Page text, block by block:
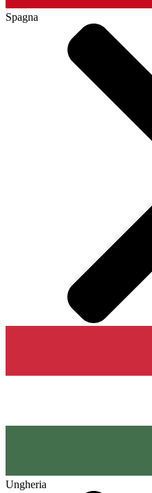
Spagna
Ungheria